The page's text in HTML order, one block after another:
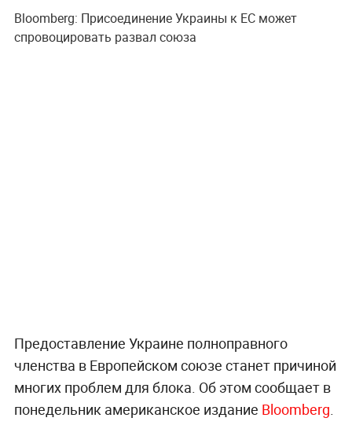
Bloomberg: Присоединение Украины к ЕС может
спровоцировать развал союза
Предоставление Украине полноправного
членства в Европейском союзе станет причиной
многих проблем для блока. Об этом сообщает в
понедельник американское издание Bloomberg